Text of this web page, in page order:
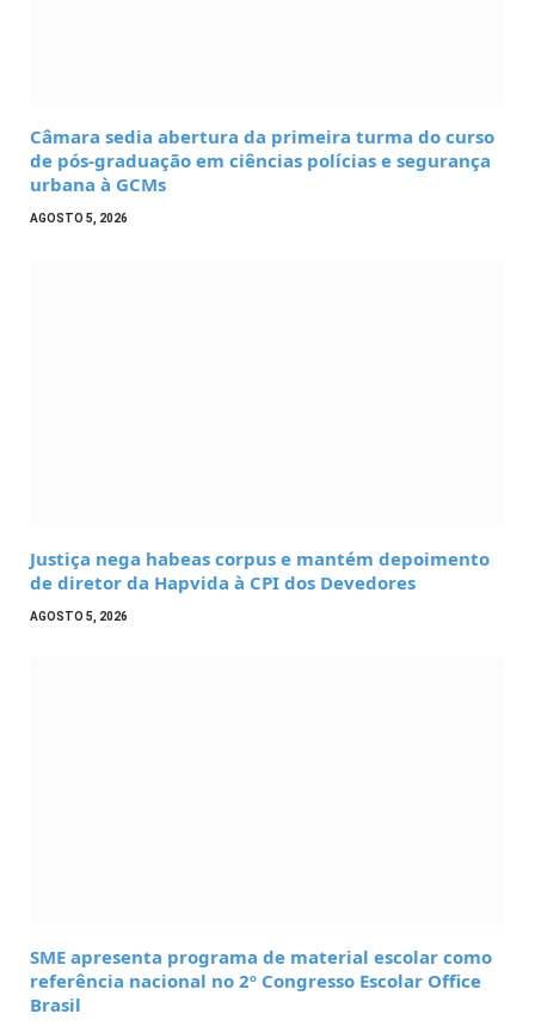
Câmara sedia abertura da primeira turma do curso
de pós-graduação em ciências polícias e segurança
urbana à GCMs
AGOSTO 5, 2026
Justiça nega habeas corpus e mantém depoimento
de diretor da Hapvida à CPI dos Devedores
AGOSTO 5, 2026
SME apresenta programa de material escolar como
referência nacional no 2º Congresso Escolar Office
Brasil